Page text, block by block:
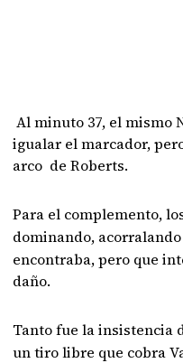
Al minuto 37, el mismo
igualar el marcador,
arco de Roberts.
Para el complemento,
dominando,
encontraba, pero que
daño.
Tanto fue la insistencia
un tiro libre que cobra